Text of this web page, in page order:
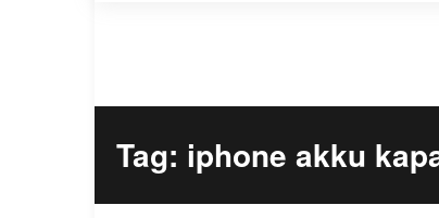
Tag: iphone akku